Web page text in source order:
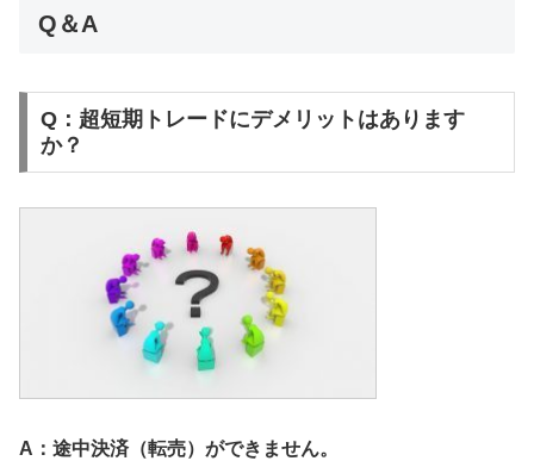
Q＆A
Q：超短期トレードにデメリットはあります
か？
A：途中決済（転売）ができません。